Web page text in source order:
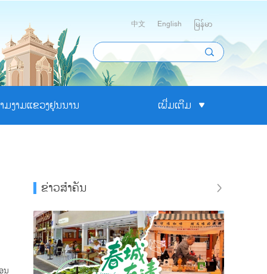
中文 English မြန်မာ
ມງາມແຂວງຢຸນນານ ເພີ່ມເຕີມ
ນ
ຂ່າວສຳຄັນ